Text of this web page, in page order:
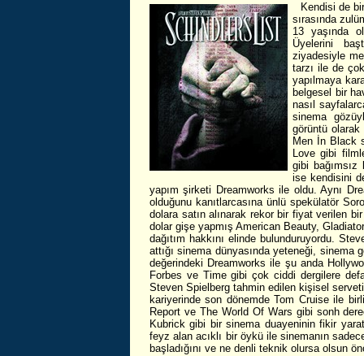
Kendisi de
sırasında
13 yaşında
Üyelerini
ziyadesiyle
tarzı ile de
yapılmaya
belgesel bir
nasıl
sinema
görüntü
Men İn Black
Love gibi
gibi
ise kendisini
yapım şirketi Dreamworks ile oldu. Aynı
olduğunu kanıtlarcasına ünlü spekülatör
dolara satın alınarak rekor bir fiyat verilen
dolar gişe yapmış American Beauty,
dağıtım hakkını elinde bulunduruyordu.
attığı sinema dünyasında yeteneği, sinema
değerindeki Dreamworks ile şu anda
Forbes ve Time gibi çok ciddi dergilere
Steven Spielberg tahmin edilen kişisel
kariyerinde son dönemde Tom Cruise ile
Report ve The World Of Wars gibi sonh
Kubrick gibi bir sinema duayeninin fikir
feyz alan acıklı bir öykü ile sinemanın
başladığını ve ne denli teknik olursa olsun